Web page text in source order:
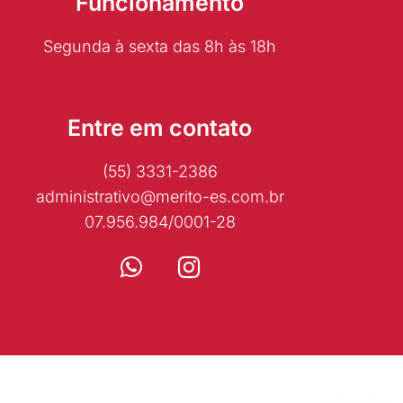
Segunda à sexta das 8h às 18h
Entre em contato
(55) 3331-2386
administrativo@merito-es.com.br
07.956.984/0001-28